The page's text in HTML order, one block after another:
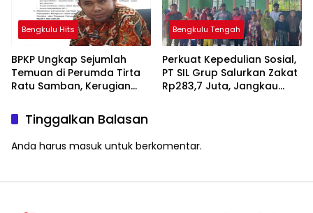
Bengkulu Hits
BPKP Ungkap Sejumlah
Temuan di Perumda Tirta
Ratu Samban, Kerugian
Miliar
Bengkulu Tengah
Perkuat Kepedulian Sosial,
PT SIL Grup Salurkan Zakat
Rp283,7 Juta, Jangkau
Tinggalkan Balasan
Anda harus masuk untuk berkomentar.